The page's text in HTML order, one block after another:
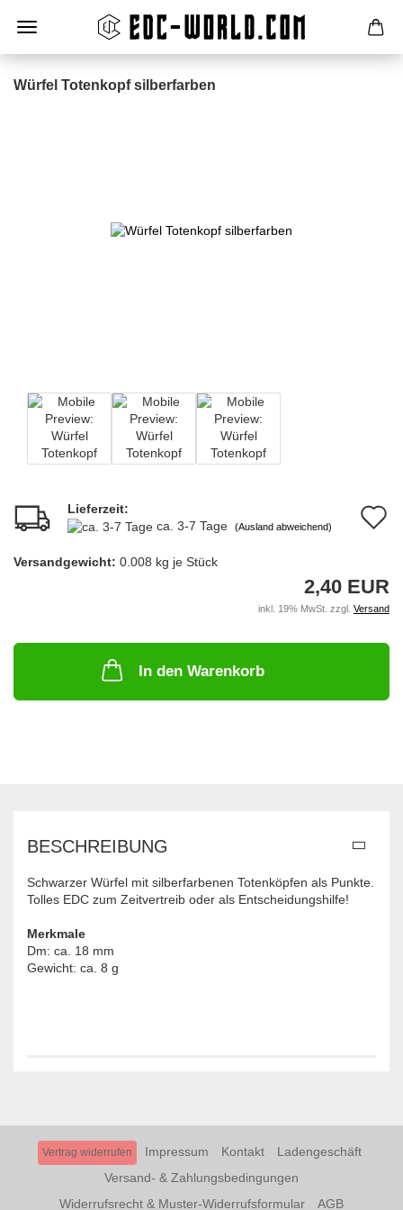
Würfel Totenkopf silberfarben
Lieferzeit:
ca. 3-7 Tage
(Ausland abweichend)
Versandgewicht: 0.008 kg je Stück
2,40 EUR
inkl. 19% MwSt. zzgl. Versand
In den Warenkorb
BESCHREIBUNG
Schwarzer Würfel mit silberfarbenen Totenköpfen als Punkte.
Tolles EDC zum Zeitvertreib oder als Entscheidungshilfe!
Merkmale
Dm: ca. 18 mm
Gewicht: ca. 8 g
Vertrag widerrufen Impressum Kontakt
Ladengeschäft
Versand- & Zahlungsbedingungen
Widerrufsrecht & Muster-Widerrufsformular
AGB